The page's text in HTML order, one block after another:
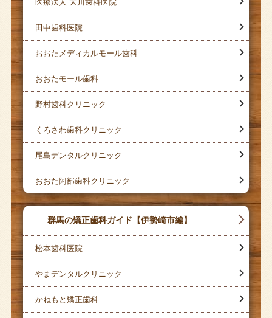
医療法人 大川歯科医院
田中歯科医院
おおたメディカルモール歯科
おおたモール歯科
野村歯科クリニック
くろさわ歯科クリニック
尾島デンタルクリニック
おおた阿部歯科クリニック
群馬の矯正歯科ガイド【伊勢崎市編】
松本歯科医院
やまデンタルクリニック
かねもと矯正歯科